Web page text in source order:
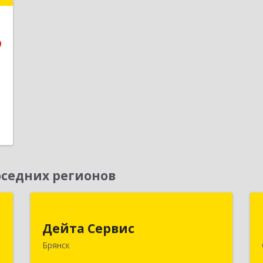
регионов
Дейта Сервис
Брянск
241035, Брянская обл, Брянск г,